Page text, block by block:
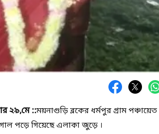
২৯,মে ::ময়নাগুড়ি ব্লকের ধর্মপুর গ্রাম পঞ্চায়েত
পড়ে গিয়েছে এলাকা জুড়ে ।